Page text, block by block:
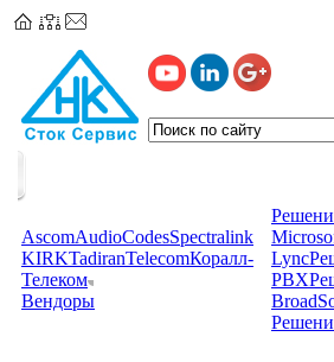
AscomAudioCodesSpectralink
KIRKTadiranTelecomКоралл-
Телеком
Вендоры
Lync
PBX